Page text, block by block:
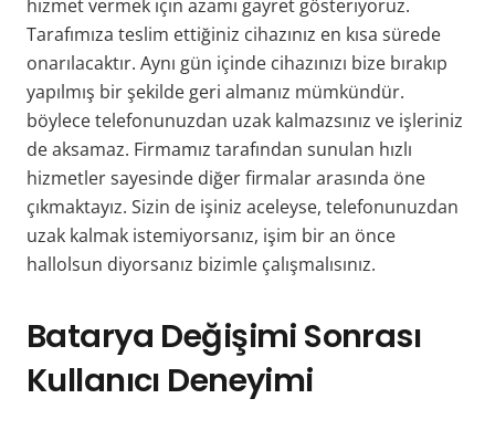
hizmet vermek için azami gayret gösteriyoruz.
Tarafımıza teslim ettiğiniz cihazınız en kısa sürede
onarılacaktır. Aynı gün içinde cihazınızı bize bırakıp
yapılmış bir şekilde geri almanız mümkündür.
böylece telefonunuzdan uzak kalmazsınız ve işleriniz
de aksamaz. Firmamız tarafından sunulan hızlı
hizmetler sayesinde diğer firmalar arasında öne
çıkmaktayız. Sizin de işiniz aceleyse, telefonunuzdan
uzak kalmak istemiyorsanız, işim bir an önce
hallolsun diyorsanız bizimle çalışmalısınız.
Batarya Değişimi Sonrası
Kullanıcı Deneyimi